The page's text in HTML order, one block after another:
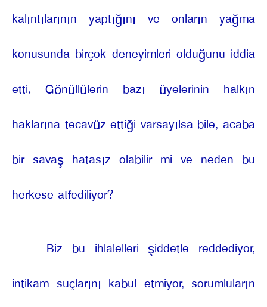
kalıntılarının yaptığını ve onların yağma
konusunda birçok deneyimleri olduğunu iddia
etti. Gönüllülerin bazı üyelerinin halkın
haklarına tecavüz ettiği varsayılsa bile, acaba
bir savaş hatasız olabilir mi ve neden bu
herkese atfediliyor?
Biz bu ihlalelleri şiddetle reddediyor,
intikam suçlarını kabul etmiyor, sorumluların